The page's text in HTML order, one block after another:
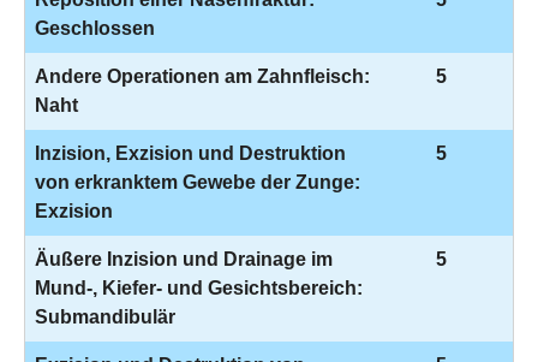
Geschlossen
Andere Operationen am Zahnfleisch:
Naht
5
Inzision, Exzision und Destruktion
von erkranktem Gewebe der Zunge:
Exzision
5
Äußere Inzision und Drainage im
Mund-, Kiefer- und Gesichtsbereich:
Submandibulär
5